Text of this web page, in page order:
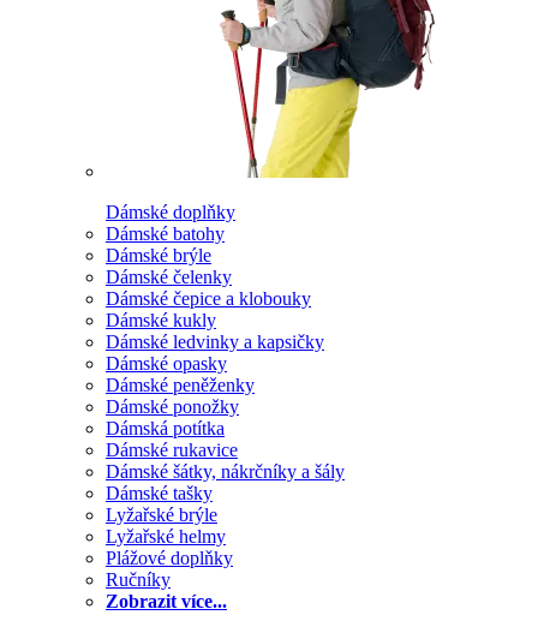
Dámské doplňky
Dámské batohy
Dámské brýle
Dámské čelenky
Dámské čepice a klobouky
Dámské kukly
Dámské ledvinky a kapsičky
Dámské opasky
Dámské peněženky
Dámské ponožky
Dámská potítka
Dámské rukavice
Dámské šátky, nákrčníky a šály
Dámské tašky
Lyžařské brýle
Lyžařské helmy
Plážové doplňky
Ručníky
Zobrazit více...